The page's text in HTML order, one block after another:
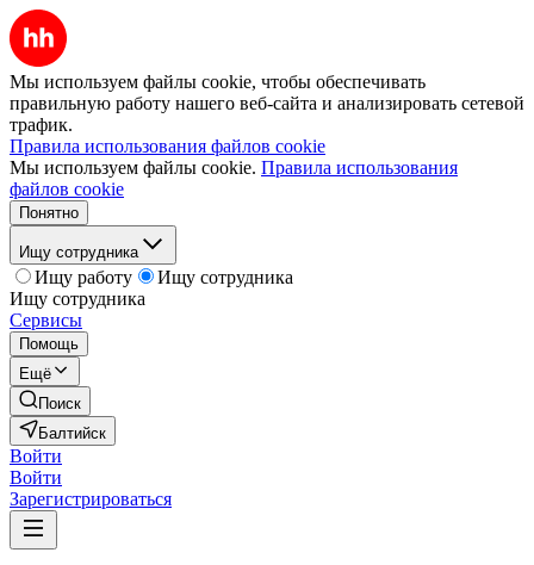
Мы используем файлы cookie, чтобы обеспечивать
правильную работу нашего веб-сайта и анализировать сетевой
трафик.
Правила использования файлов cookie
Мы используем файлы cookie. Правила использования
файлов cookie
Понятно
Ищу сотрудника
Ищу работу
Ищу сотрудника
Ищу сотрудника
Сервисы
Помощь
Ещё
Поиск
Балтийск
Войти
Войти
Зарегистрироваться